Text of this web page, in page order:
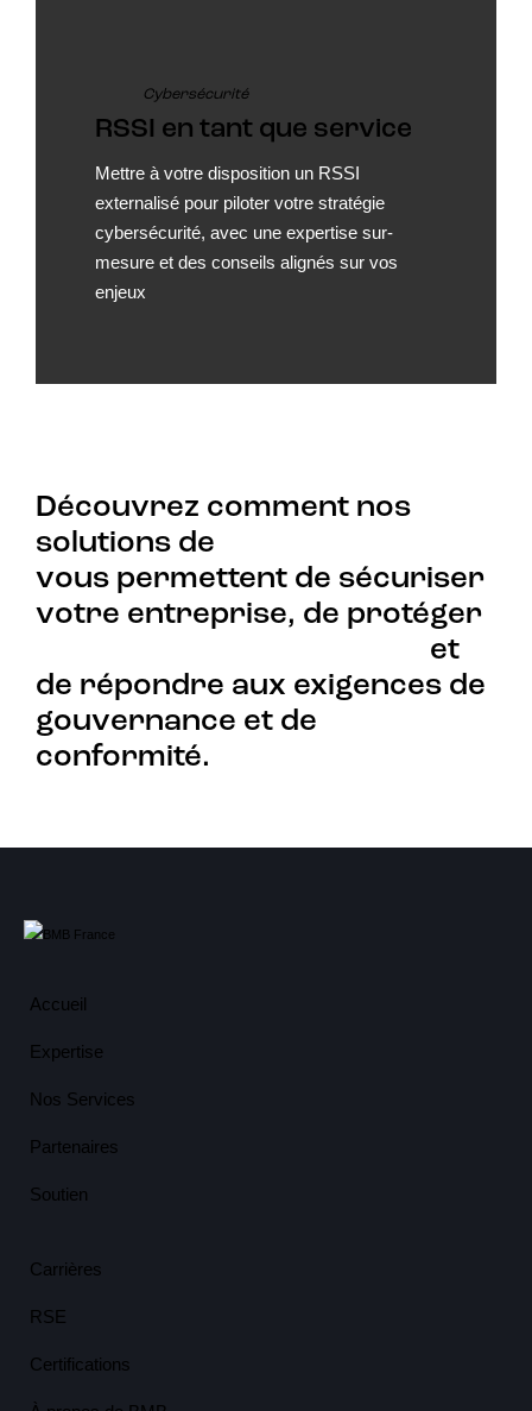
Cybersécurité
RSSI en tant que service
Mettre à votre disposition un RSSI
externalisé pour piloter votre stratégie
cybersécurité, avec une expertise sur-
mesure et des conseils alignés sur vos
enjeux
Découvrez comment nos
solutions de
vous permettent de sécuriser
votre entreprise, de protéger
et
de répondre aux exigences de
gouvernance et de
conformité.
Accueil
Expertise
Nos Services
Partenaires
Soutien
Carrières
RSE
Certifications